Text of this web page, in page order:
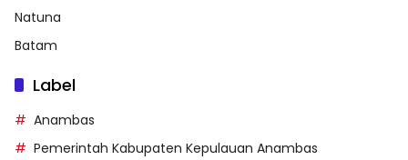
Natuna
Batam
Label
Anambas
Pemerintah Kabupaten Kepulauan Anambas